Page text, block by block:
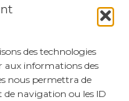
des technologies
aux informations des
nous permettra de
de navigation ou les ID
de plus